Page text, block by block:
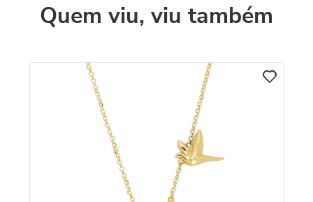
Quem viu, viu também